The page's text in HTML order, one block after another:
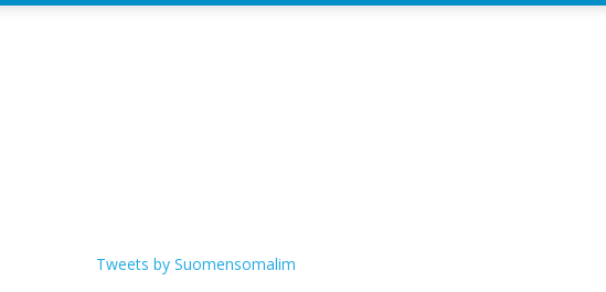
Tweets by Suomensomalim